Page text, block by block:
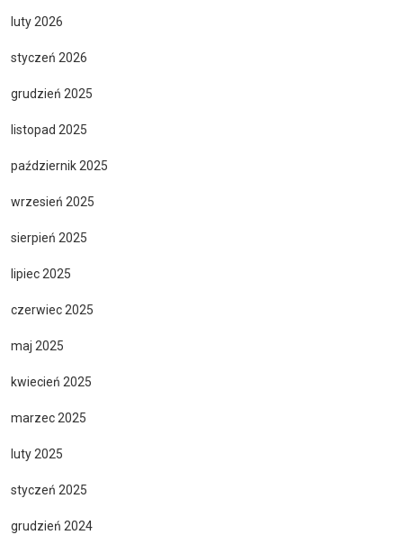
luty 2026
styczeń 2026
grudzień 2025
listopad 2025
październik 2025
wrzesień 2025
sierpień 2025
lipiec 2025
czerwiec 2025
maj 2025
kwiecień 2025
marzec 2025
luty 2025
styczeń 2025
grudzień 2024